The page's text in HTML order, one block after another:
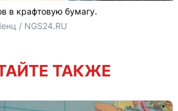
в крафтовую бумагу.
/ NGS24.RU
ТАКЖЕ